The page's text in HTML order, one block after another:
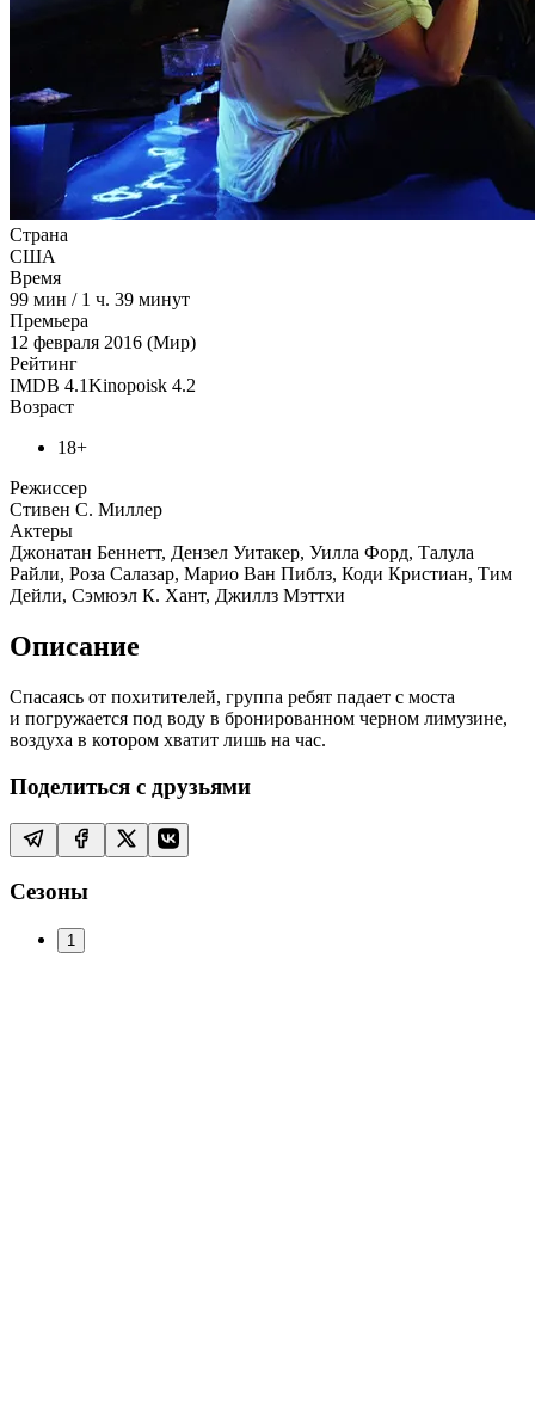
Страна
США
Время
99 мин / 1 ч. 39 минут
Премьера
12 февраля 2016 (Мир)
Рейтинг
IMDB 4.1Kinopoisk 4.2
Возраст
18+
Режиссер
Стивен С. Миллер
Актеры
Джонатан Беннетт, Дензел Уитакер, Уилла Форд, Талула
Райли, Роза Салазар, Марио Ван Пиблз, Коди Кристиан, Тим
Дейли, Сэмюэл К. Хант, Джиллз Мэттхи
Описание
Спасаясь от похитителей, группа ребят падает с моста
и погружается под воду в бронированном черном лимузине,
воздуха в котором хватит лишь на час.
Поделиться с друзьями
Сезоны
1